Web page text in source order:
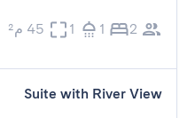
2
1
1 45 م²
Suite with River View